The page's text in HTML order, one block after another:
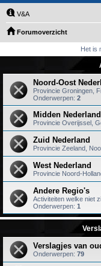
V&A
Forumoverzicht
Het is
Noord-Oost
Provincie Groningen,
Onderwerpen: 2
Midden Nederland
Provincie Overijssel,
Zuid Nederland
Provincie Zeeland,
West Nederland
Provincie Noord-
Andere Regio's
Activiteiten welke niet
Onderwerpen: 1
Verslagjes van
Onderwerpen: 79